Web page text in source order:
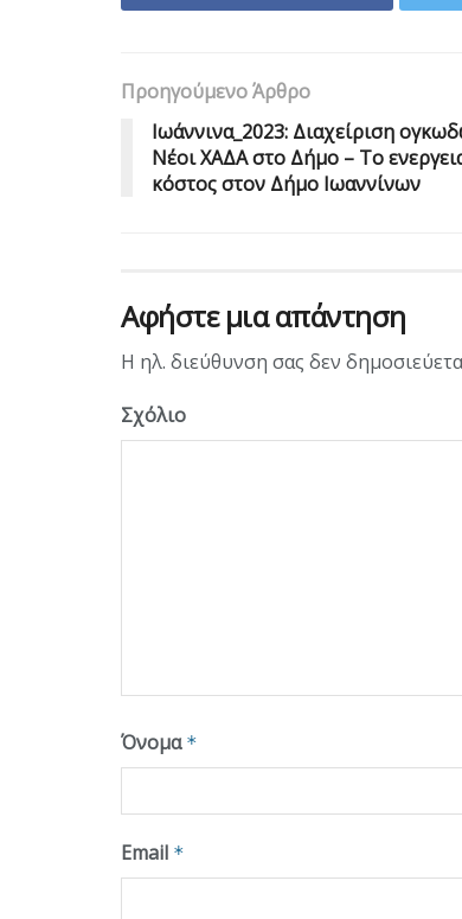
Προηγούμενο Άρθρο
Iωάννινα_2023: Διαχείριση
Νέοι ΧΑΔΑ στο Δήμο – Tο
κόστος στον Δήμο Ιωαννίνων
Αφήστε μια απάντηση
Η ηλ. διεύθυνση σας δεν
Σχόλιο
Όνομα *
Email *